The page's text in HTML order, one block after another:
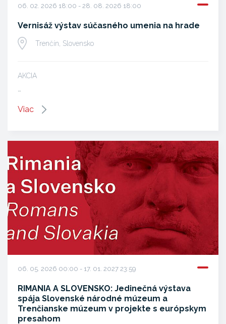
06. 02. 2026 18:00 - 28. 08. 2026 18:00
Vernisáž výstav súčasného umenia na hrade
Trenčín, Slovensko
AKCIA
…
Viac
06. 05. 2026 00:00 - 17. 01. 2027 23:59
RIMANIA A SLOVENSKO: Jedinečná výstava
spája Slovenské národné múzeum a
Trenčianske múzeum v projekte s európskym
presahom